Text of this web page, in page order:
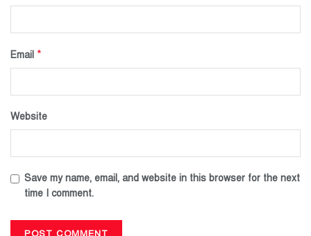
Email *
Website
Save my name, email, and website in this browser for the next
time I comment.